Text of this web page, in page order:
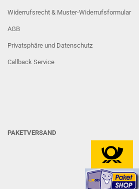
Widerrufsrecht & Muster-Widerrufsformular
AGB
Privatsphäre und Datenschutz
Callback Service
PAKETVERSAND